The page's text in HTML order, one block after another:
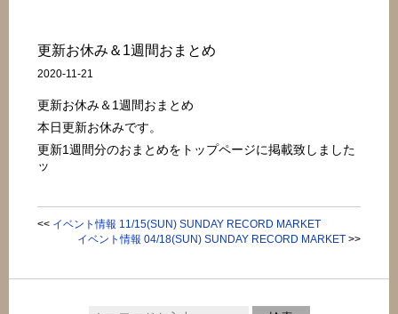
更新お休み＆1週間おまとめ
2020-11-21
更新お休み＆1週間おまとめ
本日更新お休みです。
更新1週間分のおまとめをトップページに掲載致しました
ッ
<< イベント情報 11/15(SUN) SUNDAY RECORD MARKET
イベント情報 04/18(SUN) SUNDAY RECORD MARKET>>